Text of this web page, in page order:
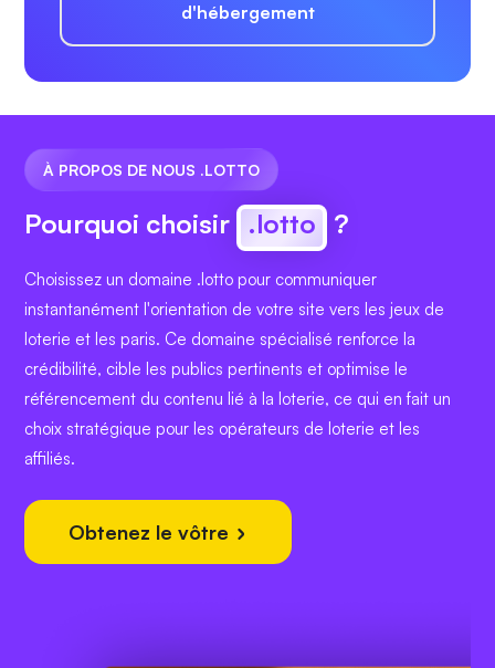
d'hébergement
À PROPOS DE NOUS .LOTTO
Pourquoi choisir .lotto ?
Choisissez un domaine .lotto pour communiquer
instantanément l'orientation de votre site vers les jeux de
loterie et les paris. Ce domaine spécialisé renforce la
crédibilité, cible les publics pertinents et optimise le
référencement du contenu lié à la loterie, ce qui en fait un
choix stratégique pour les opérateurs de loterie et les
affiliés.
Obtenez le vôtre